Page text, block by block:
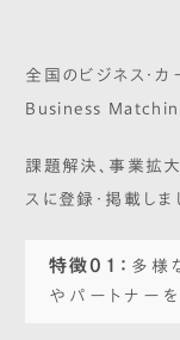
全国のビジネス・
Business
課題解決、事業拡
スに登録・掲載しま
特徴01： 多様
やパートナー